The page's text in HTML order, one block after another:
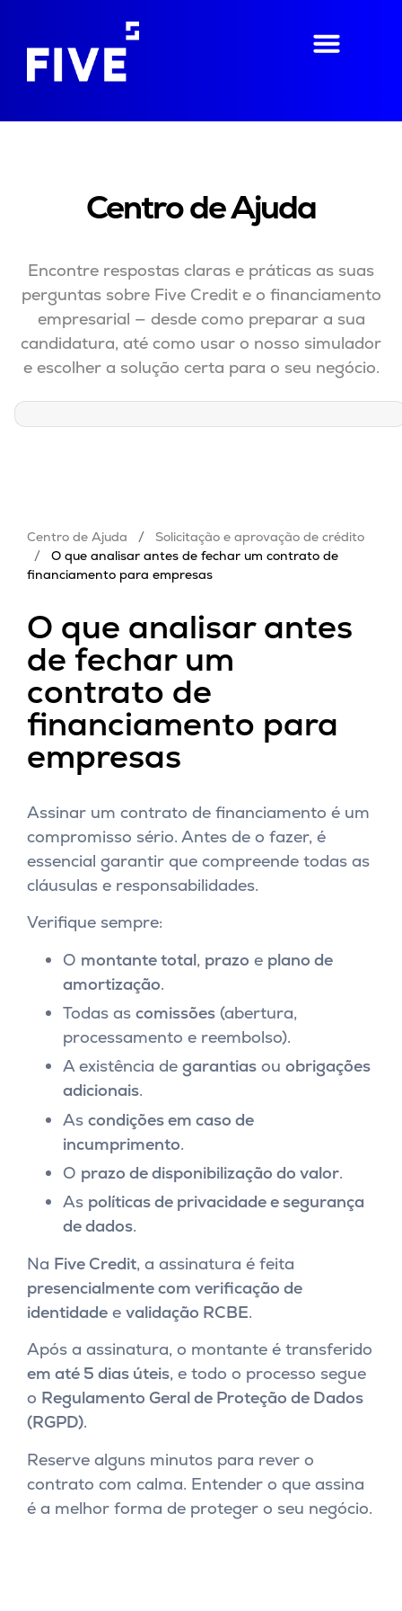
Centro de Ajuda
Encontre respostas claras e práticas as suas
perguntas sobre Five Credit e o financiamento
empresarial — desde como preparar a sua
candidatura, até como usar o nosso simulador
e escolher a solução certa para o seu negócio.
Centro de Ajuda /
Solicitação e aprovação de crédito
/
O que analisar antes de fechar um contrato de
financiamento para empresas
O que analisar antes
de fechar um
contrato de
financiamento para
empresas
Assinar um contrato de financiamento é um
compromisso sério. Antes de o fazer, é
essencial garantir que compreende todas as
cláusulas e responsabilidades.
Verifique sempre:
O montante total, prazo e plano de
amortização.
Todas as comissões (abertura,
processamento e reembolso).
A existência de garantias ou obrigações
adicionais.
As condições em caso de
incumprimento.
O prazo de disponibilização do valor.
As políticas de privacidade e segurança
de dados.
Na Five Credit, a assinatura é feita
presencialmente com verificação de
identidade e validação RCBE.
Após a assinatura, o montante é transferido
em até 5 dias úteis, e todo o processo segue
o Regulamento Geral de Proteção de Dados
(RGPD).
Reserve alguns minutos para rever o
contrato com calma. Entender o que assina
é a melhor forma de proteger o seu negócio.